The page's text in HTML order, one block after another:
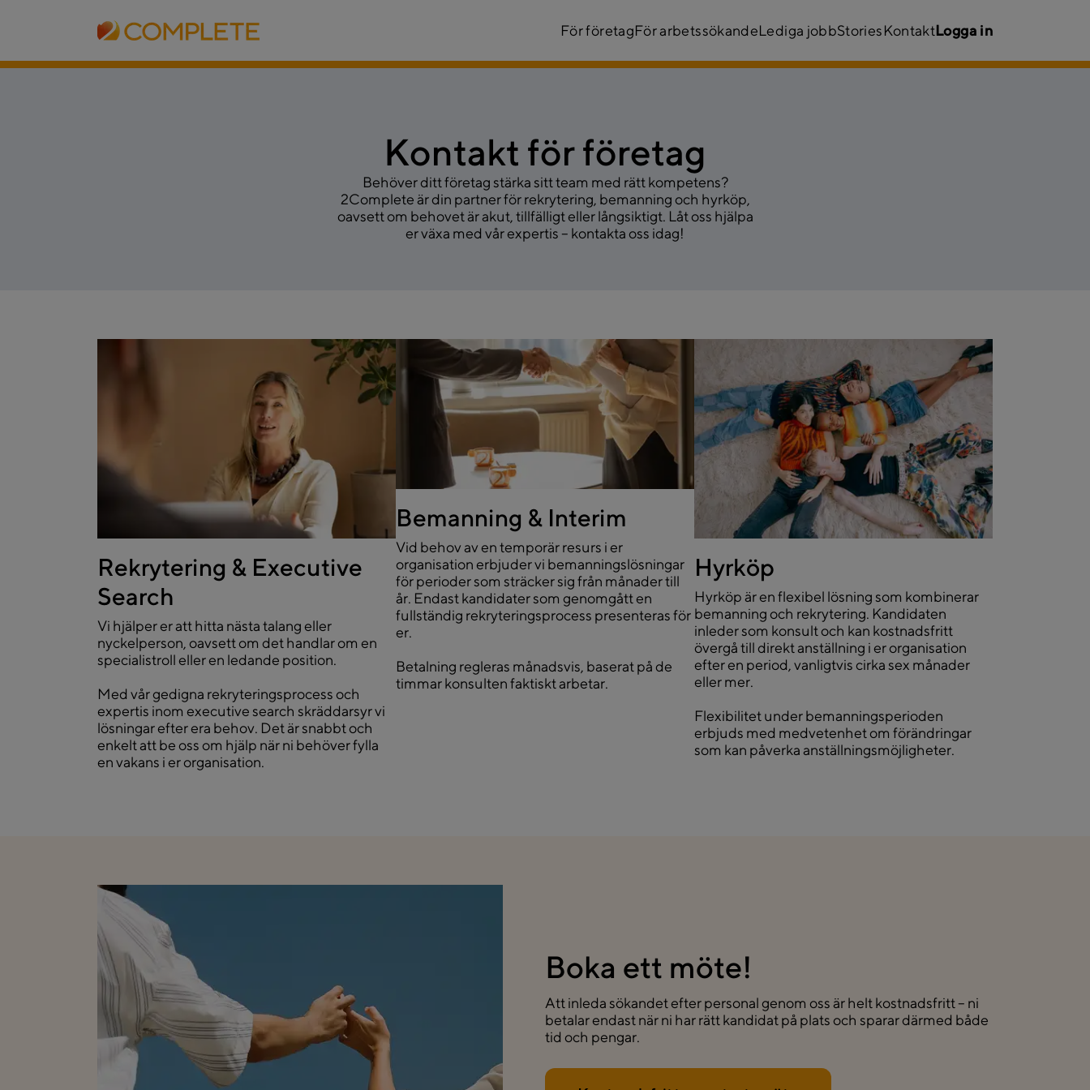
För företagFör arbetssökandeLediga jobbStoriesKontaktLogga in
Kontakt för företag
Behöver ditt företag stärka sitt team med rätt kompetens?
2Complete är din partner för rekrytering, bemanning och hyrköp,
oavsett om behovet är akut, tillfälligt eller långsiktigt. Låt oss hjälpa
er växa med vår expertis – kontakta oss idag!
Rekrytering & Executive
Search
Vi hjälper er att hitta nästa talang eller
nyckelperson, oavsett om det handlar om en
specialistroll eller en ledande position.
Med vår gedigna rekryteringsprocess och
expertis inom executive search skräddarsyr vi
lösningar efter era behov. Det är snabbt och
enkelt att be oss om hjälp när ni behöver fylla
en vakans i er organisation.
Bemanning & Interim
Vid behov av en temporär resurs i er
organisation erbjuder vi bemanningslösningar
för perioder som sträcker sig från månader till
år. Endast kandidater som genomgått en
fullständig rekryteringsprocess presenteras för
er.
Betalning regleras månadsvis, baserat på de
timmar konsulten faktiskt arbetar.
Hyrköp
Hyrköp är en flexibel lösning som kombinerar
bemanning och rekrytering. Kandidaten
inleder som konsult och kan kostnadsfritt
övergå till direkt anställning i er organisation
efter en period, vanligtvis cirka sex månader
eller mer.
Flexibilitet under bemanningsperioden
erbjuds med medvetenhet om förändringar
som kan påverka anställningsmöjligheter.
Boka ett möte!
Att inleda sökandet efter personal genom oss är helt kostnadsfritt – ni
betalar endast när ni har rätt kandidat på plats och sparar därmed både
tid och pengar.